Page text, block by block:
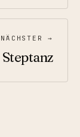
NÄCHSTER →
Steptanz